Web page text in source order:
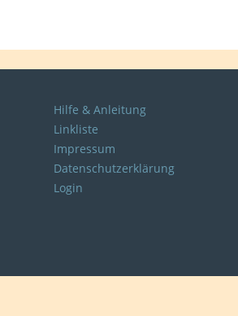
Hilfe & Anleitung
Linkliste
Impressum
Datenschutzerklärung
Login